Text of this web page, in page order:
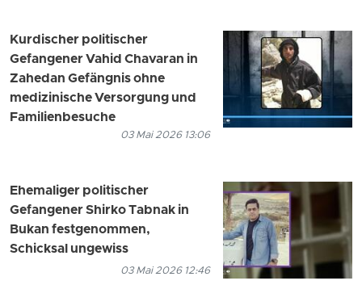
Kurdischer politischer
Gefangener Vahid Chavaran in
Zahedan Gefängnis ohne
medizinische Versorgung und
Familienbesuche
03 Mai 2026 13:06
Ehemaliger politischer
Gefangener Shirko Tabnak in
Bukan festgenommen,
Schicksal ungewiss
03 Mai 2026 12:46